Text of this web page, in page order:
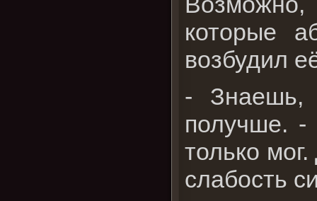
которые
возбудил
- Знаешь,
получше. -
только
слабость